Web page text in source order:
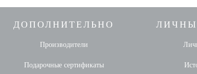
ДОПОЛНИТЕЛЬНО
Производители
Подарочные сертификаты